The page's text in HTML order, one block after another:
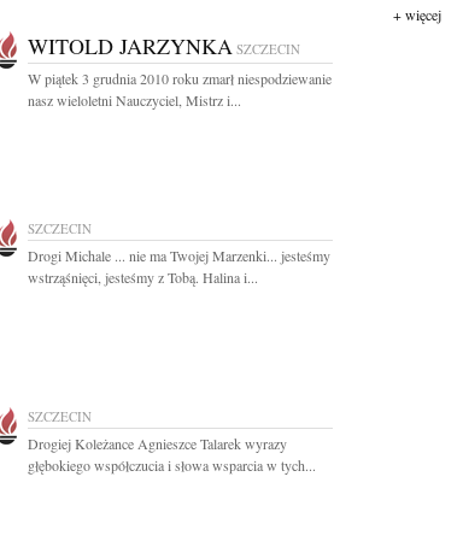
WITOLD JARZYNKA SZCZECIN
W piątek 3 grudnia 2010 roku zmarł niespodziewanie
nasz wieloletni Nauczyciel, Mistrz i...
SZCZECIN
Drogi Michale ... nie ma Twojej Marzenki... jesteśmy
wstrząśnięci, jesteśmy z Tobą. Halina i...
SZCZECIN
Drogiej Koleżance Agnieszce Talarek wyrazy
głębokiego współczucia i słowa wsparcia w tych...
+ więcej